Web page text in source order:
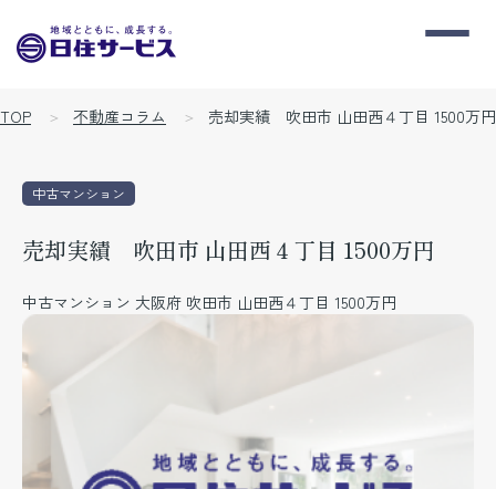
不動産コラム 売却実績 吹田市 山田西４丁目 1500万円
中古マンション
売却実績 吹田市 山田西４丁目 1500万円
中古マンション 大阪府 吹田市 山田西４丁目 1500万円